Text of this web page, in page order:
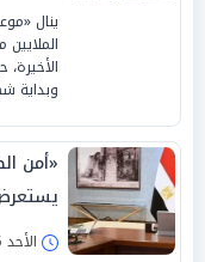
وبداية
«أمن
الأحد 15/مارس/2026 - 04:01 م